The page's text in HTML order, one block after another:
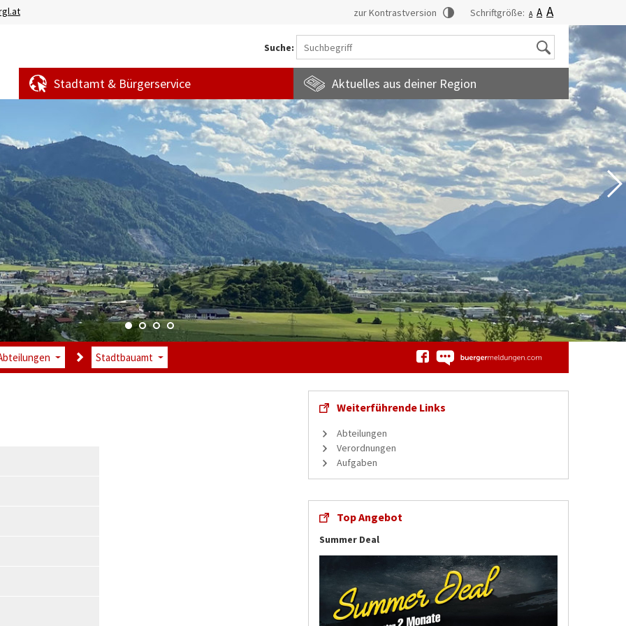
zur Kontrastversion Schriftgröße: A A A
Suche: Suche
Stadtamt & Bürgerservice Aktuelles aus deiner Region
Amtstafel
Veranstaltungen
Bürgermeldungen
Stadtmagazin
familienfreundlichegemeinde
Europainformationen
Stadtbauamt
Weiterführende Links
Abteilungen
Verordnungen
Aufgaben
Top Angebot
Summer Deal